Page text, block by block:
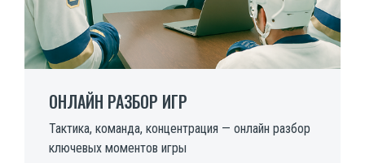
ОНЛАЙН РАЗБОР ИГР
Тактика, команда, концентрация — онлайн разбор
ключевых моментов игры